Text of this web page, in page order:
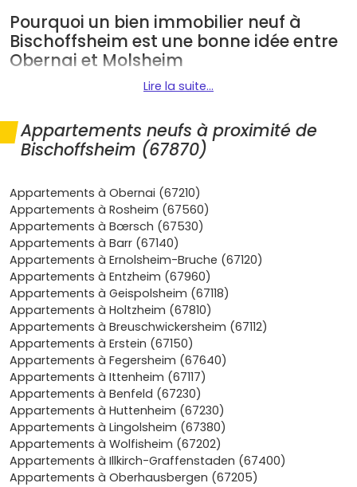
Pourquoi un bien immobilier neuf à
Bischoffsheim est une bonne idée entre
Obernai et Molsheim
Si tu veux allier investissement sûr et qualité de vie, un
de cases. Le village est niché dans lescoteaux viticoles
à proximité d'axes rapides (A35) et de gares TER
Obernai,Rosheim ), ce qui facilite la vie au quotidien.
marchéstables : peu de vacance locative, des prix
encore raisonnables et une demande soutenue par les
salariés du secteurObernai–Molsheim–Strasbourg
Emplacement stratégique: accès rapide à
(≈10 min) et àStrasbourg(≈ 25–30 min
commerces de proximité et écoles à pied.
Demande locative: profils variés (jeunes actifs,
familles, télétravailleurs) à la recherche de logements
performants et économiques à chauffer.
Confort et normes: bâtimentsRT 2012
isolation au top, charges maîtrisées et frais de
notaire réduits autour de2–3 %
Projet clé en main: peu d'entretien, garanties
constructeur et revente plus fluide grâce à une
bonneclasse énergétique.
Au final, unappartement neuf à Bischoffsheim
Lire la suite...
Appartements neufs à proximité de
Bischoffsheim (67870)
Appartements à Obernai (67210)
Appartements à Rosheim (67560)
Appartements à Bœrsch (67530)
Appartements à Barr (67140)
Appartements à Ernolsheim-Bruche (67120)
Appartements à Entzheim (67960)
Appartements à Geispolsheim (67118)
Appartements à Holtzheim (67810)
Appartements à Breuschwickersheim (67112)
Appartements à Erstein (67150)
Appartements à Fegersheim (67640)
Appartements à Ittenheim (67117)
Appartements à Benfeld (67230)
Appartements à Huttenheim (67230)
Appartements à Lingolsheim (67380)
Appartements à Wolfisheim (67202)
Appartements à Illkirch-Graffenstaden (67400)
Appartements à Oberhausbergen (67205)